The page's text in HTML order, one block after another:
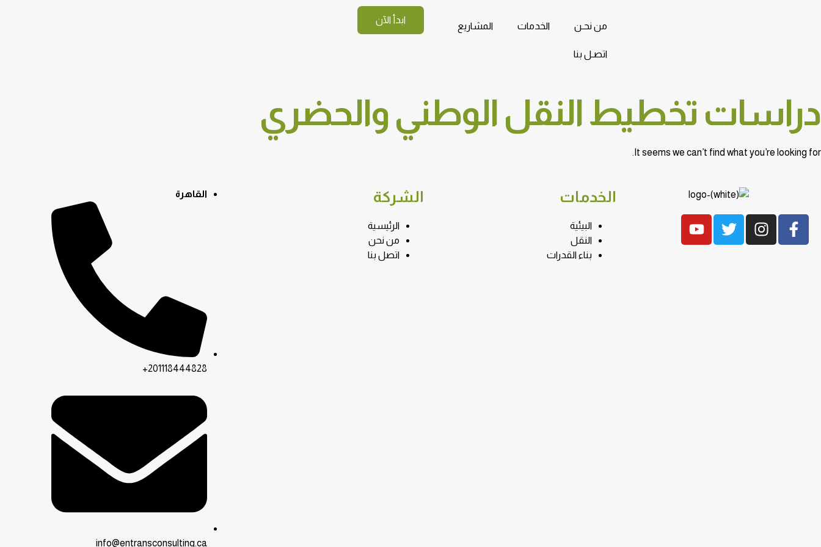
من نحـن الخدمات المشاريع
اتصـل بنا
ابدأ الآن
دراسات تخطيط النقل الوطني والحضري
It seems we can’t find what you’re looking for.
الخدمات
البيئية
النقل
بناء القدرات
الشركة
الرئيسية
من نحن
اتصل بنا
القاهرة
201118444828+
info@entransconsulting.ca